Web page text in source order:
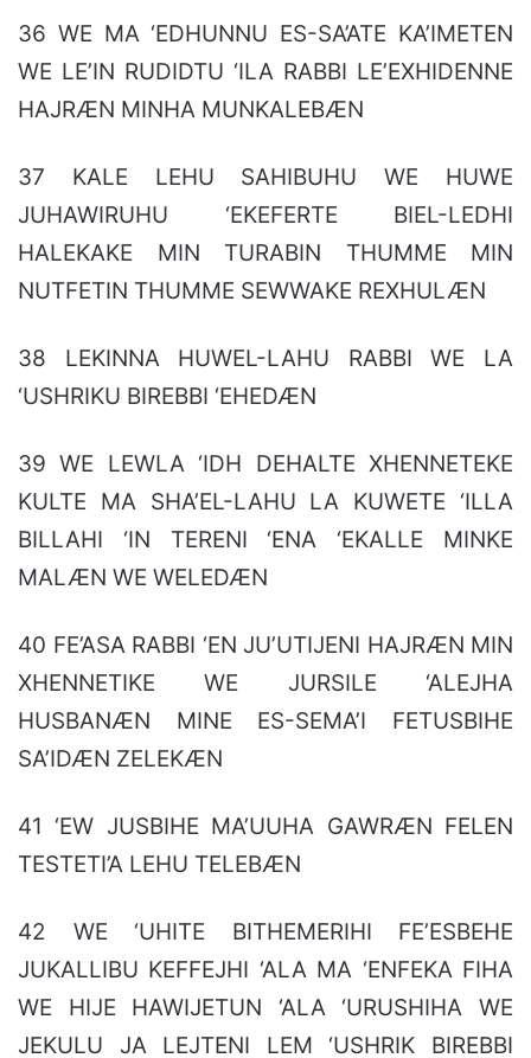
36 WE MA ‘EDHUNNU ES-SA’ATE KA’IMETEN
WE LE’IN RUDIDTU ‘ILA RABBI LE’EXHIDENNE
HAJRÆN MINHA MUNKALEBÆN
37 KALE LEHU SAHIBUHU WE HUWE
JUHAWIRUHU ‘EKEFERTE BIEL-LEDHI
HALEKAKE MIN TURABIN THUMME MIN
NUTFETIN THUMME SEWWAKE REXHULÆN
38 LEKINNA HUWEL-LAHU RABBI WE LA
‘USHRIKU BIREBBI ‘EHEDÆN
39 WE LEWLA ‘IDH DEHALTE XHENNETEKE
KULTE MA SHA’EL-LAHU LA KUWETE ‘ILLA
BILLAHI ‘IN TERENI ‘ENA ‘EKALLE MINKE
MALÆN WE WELEDÆN
40 FE’ASA RABBI ‘EN JU’UTIJENI HAJRÆN MIN
XHENNETIKE WE JURSILE ‘ALEJHA
HUSBANÆN MINE ES-SEMA’I FETUSBIHE
SA’IDÆN ZELEKÆN
41 ‘EW JUSBIHE MA’UUHA GAWRÆN FELEN
TESTETI’A LEHU TELEBÆN
42 WE ‘UHITE BITHEMERIHI FE’ESBEHE
JUKALLIBU KEFFEJHI ‘ALA MA ‘ENFEKA FIHA
WE HIJE HAWIJETUN ‘ALA ‘URUSHIHA WE
JEKULU JA LEJTENI LEM ‘USHRIK BIREBBI